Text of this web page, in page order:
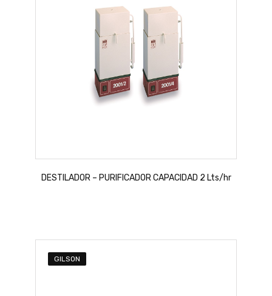
DESTILADOR – PURIFICADOR CAPACIDAD 2 Lts/hr
GILSON